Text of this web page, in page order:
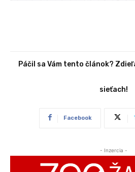
Páčil sa Vám tento článok?
sieťach!
Facebook
- Inzercia -